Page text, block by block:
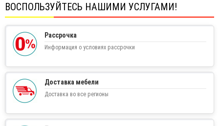
ВОСПОЛЬЗУЙТЕСЬ НАШИМИ УСЛУГАМИ!
Рассрочка
Информация о условиях рассрочки
Доставка мебели
Доставка во все регионы